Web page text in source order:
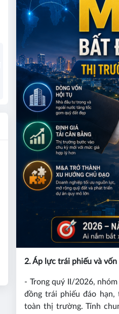
2. Áp lực trái phiếu và vốn
- Trong quý II/2026,
đồng trái phiếu đáo
toàn thị trường. Tính